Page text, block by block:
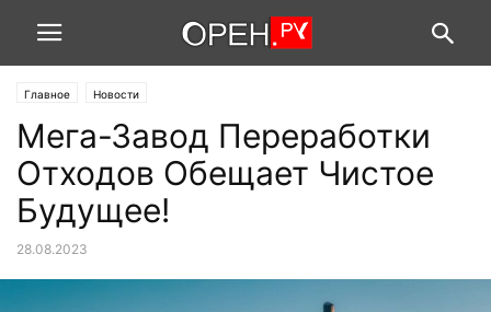
Главное Новости
Мега-Завод Переработки
Отходов Обещает Чистое
Будущее!
28.08.2023